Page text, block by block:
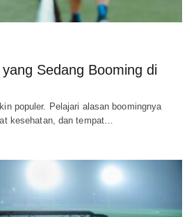
Sedang Booming di
populer. Pelajari alasan boomingnya
kesehatan, dan tempat…